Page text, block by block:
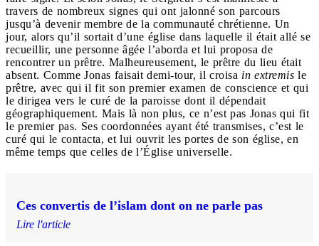
travers de nombreux signes qui ont jalonné son parcours
jusqu’à devenir membre de la communauté chrétienne. Un
jour, alors qu’il sortait d’une église dans laquelle il était allé se
recueillir, une personne âgée l’aborda et lui proposa de
rencontrer un prêtre. Malheureusement, le prêtre du lieu était
absent. Comme Jonas faisait demi-tour, il croisa in extremis le
prêtre, avec qui il fit son premier examen de conscience et qui
le dirigea vers le curé de la paroisse dont il dépendait
géographiquement. Mais là non plus, ce n’est pas Jonas qui fit
le premier pas. Ses coordonnées ayant été transmises, c’est le
curé qui le contacta, et lui ouvrit les portes de son église, en
même temps que celles de l’Église universelle.
Ces convertis de l’islam dont on ne parle pas
Lire l'article